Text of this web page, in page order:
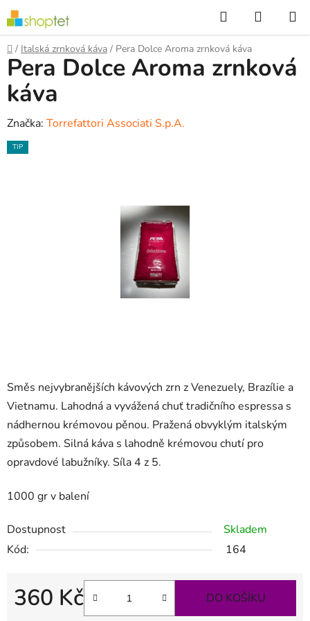
Přejít
na
obsah
Hledat
KOŠÍK
Domů
/ Italská zrnková káva / Pera Dolce Aroma zrnková káva
Směs nejvybranějších kávových zrn z Venezuely, Brazílie a
Vietnamu. Lahodná a vyvážená chuť tradičního espressa s
nádhernou krémovou pěnou. Pražená obvyklým italským
způsobem. Silná káva s lahodně krémovou chutí pro
opravdové labužníky. Síla 4 z 5.
1000 gr v balení
Dostupnost
Skladem
Kód:
164
360 Kč DO KOŠÍKU
Pera Dolce Aroma zrnková
káva
Značka: Torrefattori Associati S.p.A.
TIP